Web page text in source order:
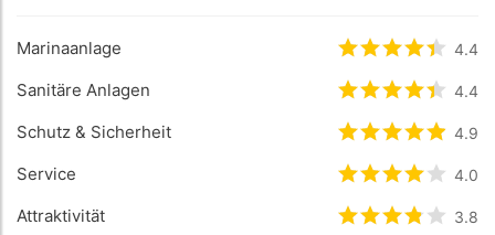
Marinaanlage bewertet4.4/
4.4
Sanitäre Anlagen bewertet4.4/
4.4
Schutz & Sicherheit bewertet4.9/
4.9
Service bewertet4 /5
4.0
Attraktivität bewertet3.8/
3.8